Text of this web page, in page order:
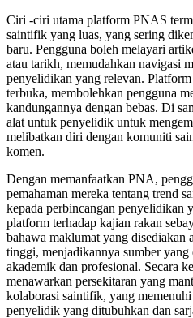
Ciri -ciri utama platform PNAS
saintifik yang luas, yang sering
baru. Pengguna boleh melayari
atau tarikh, memudahkan navigasi
penyelidikan yang relevan.
terbuka, membolehkan pengguna
kandungannya dengan bebas. Di
alat untuk penyelidik untuk
melibatkan diri dengan komuniti
komen.
Dengan memanfaatkan PNA,
pemahaman mereka tentang trend
kepada perbincangan penyelidikan
platform terhadap kajian rakan
bahawa maklumat yang disediakan
tinggi, menjadikannya sumber
akademik dan profesional. Secara
menawarkan persekitaran yang
kolaborasi saintifik, yang
penyelidik yang ditubuhkan dan